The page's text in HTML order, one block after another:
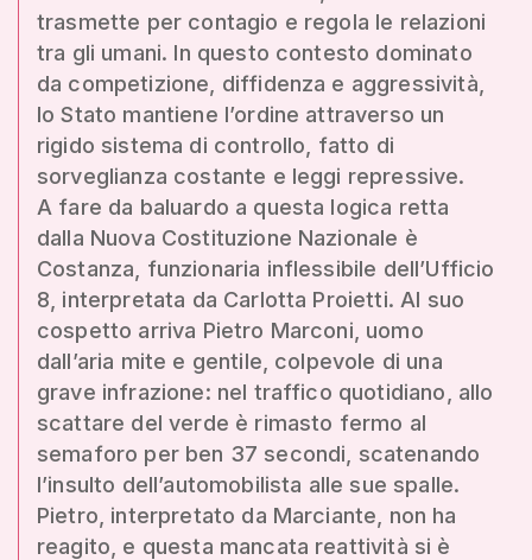
trasmette per contagio e regola le relazioni
tra gli umani. In questo contesto dominato
da competizione, diffidenza e aggressività,
lo Stato mantiene l’ordine attraverso un
rigido sistema di controllo, fatto di
sorveglianza costante e leggi repressive.
A fare da baluardo a questa logica retta
dalla Nuova Costituzione Nazionale è
Costanza, funzionaria inflessibile dell’Ufficio
8, interpretata da Carlotta Proietti. Al suo
cospetto arriva Pietro Marconi, uomo
dall’aria mite e gentile, colpevole di una
grave infrazione: nel traffico quotidiano, allo
scattare del verde è rimasto fermo al
semaforo per ben 37 secondi, scatenando
l’insulto dell’automobilista alle sue spalle.
Pietro, interpretato da Marciante, non ha
reagito, e questa mancata reattività si è